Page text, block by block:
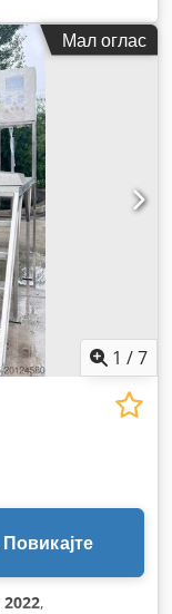
Мал оглас
1 /7
Повикајте
2022,